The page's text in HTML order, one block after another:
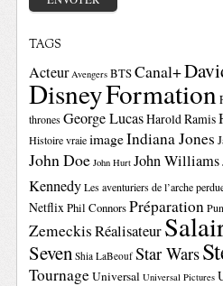
TAGS
Acteur Avengers BTSCanal+
DisneyFormation
thrones George LucasHarold Ramis
Histoire vraie imageIndiana Jones
John Doe John Hurt John Williams
Kennedy Les aventuriers de l’arche
NetflixPhil ConnorsPréparation
ZemeckisRéalisateur
Seven Shia LaBeouf Star Wars
TournageUniversal Universal Pictures